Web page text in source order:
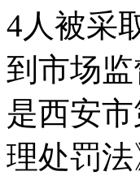
4人被采
到市场
是西安
理处罚